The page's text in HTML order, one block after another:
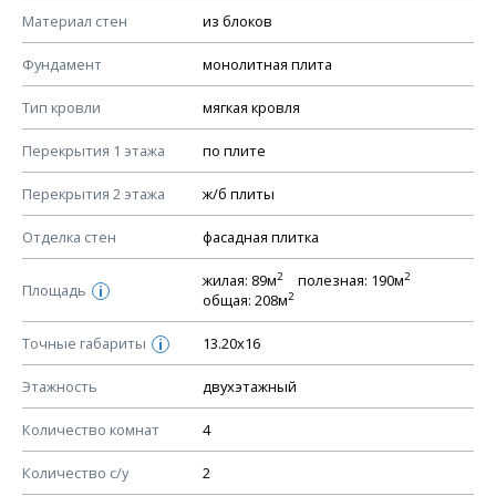
Материал стен из блоков
Фундамент монолитная плита
Тип кровли мягкая кровля
Перекрытия 1 этажа по плите
Перекрытия 2 этажа ж/б плиты
Отделка стен фасадная плитка
Площадь i
жилая: 89м2 полезная: 190м2
общая: 208м2
Точные габариты i 13.20х16
Этажность двухэтажный
Количество комнат 4
Количество с/у 2
КОНСТРУКТИВНЫЕ РЕШЕНИЯ (КР)
Ведомость рабочих чертежей основного комплекта КР
План фундамента
Устройство фундамента, спецификация материалов
Планы перекрытий этажей, спецификация элементов
Устройство перекрытий
Устройство стен
Спецификация материалов стен
Схема расположения лаг чердака (если есть)
Схема расположения элементов стропил
Спецификация элементов стропил
Устройство стропильной системы
Узлы устройства кровли
План кровли